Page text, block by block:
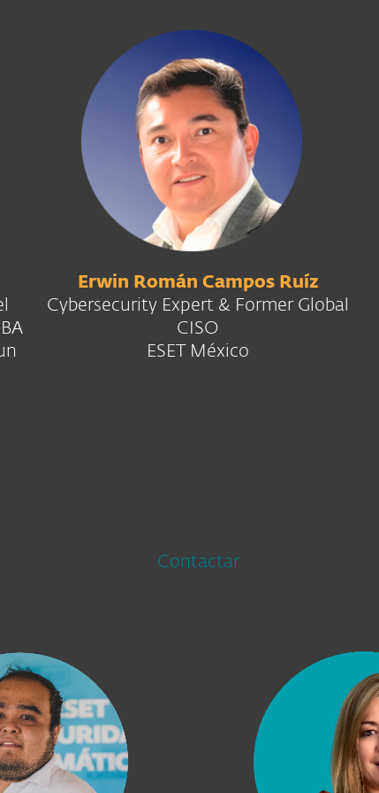
Erwin Román Campos Ruíz
Cybersecurity Expert & Former Global
CISO
ESET México
Contactar